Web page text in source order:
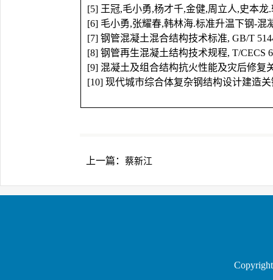
[5] 王冠,毛小勇,杨才千,金健,周立人,史本龙.
[6] 毛小勇,张耀春,韩林海.标准升温下钢-混
[7] 钢管混凝土混合结构技术标准, GB/T
[8] 钢管再生混凝土结构技术规程, T/CECS
[9] 混凝土及组合结构抗火性能及灾后修复
[10] 现代城市综合体复杂钢结构设计建造
上一篇：蔡新江